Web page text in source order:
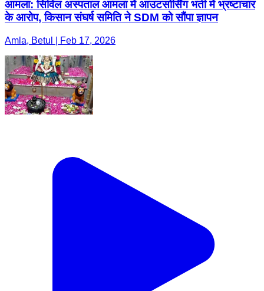
आमला: सिविल अस्पताल आमला में आउटसोर्सिंग भर्ती में भ्रष्टाचार
के आरोप, किसान संघर्ष समिति ने SDM को सौंपा ज्ञापन
Amla, Betul | Feb 17, 2026